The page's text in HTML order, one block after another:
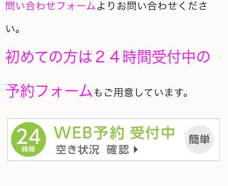
問い合わせフォーム よりお問い合わせくださ
い。
初めての方は２４時間受付中の
予約フォーム もご用意しています。